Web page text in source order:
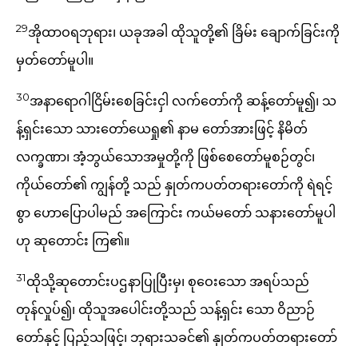
29အိုထာဝရဘုရား၊ ယခုအခါ ထိုသူတို့၏ ခြိမ်း ချောက်ခြင်းကို
မှတ်တော်မူပါ။
30အနာရောဂါငြိမ်းစေခြင်းငှါ လက်တော်ကို ဆန့်တော်မူ၍၊ သ
န့်ရှင်းသော သားတော်ယေရှု၏ နာမ တော်အားဖြင့် နိမိတ်
လက္ခဏာ၊ အံ့ဘွယ်သောအမှုတို့ကို ဖြစ်စေတော်မူစဉ်တွင်၊
ကိုယ်တော်၏ ကျွန်တို့ သည် နှုတ်ကပတ်တရားတော်ကို ရဲရင့်
စွာ ဟောပြောပါမည် အကြောင်း ကယ်မတော် သနားတော်မူပါ
ဟု ဆုတောင်း ကြ၏။
31ထိုသို့ဆုတောင်းပဌနာပြုပြီးမှ၊ စုဝေးသော အရပ်သည်
တုန်လှုပ်၍၊ ထိုသူအပေါင်းတို့သည် သန့်ရှင်း သော ဝိညာဉ်
တော်နှင့် ပြည့်သဖြင့်၊ ဘုရားသခင်၏ နှုတ်ကပတ်တရားတော်